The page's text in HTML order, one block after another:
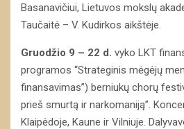
Basanavičiui, Lietuvos mokslų
Taučaitė – V. Kudirkos aikštėje.
Gruodžio 9 – 22 d. vyko LKT
programos “Strateginis mėgėjų
finansavimas”) berniukų chorų
prieš smurtą ir narkomaniją”.
Klaipėdoje, Kaune ir Vilniuje.